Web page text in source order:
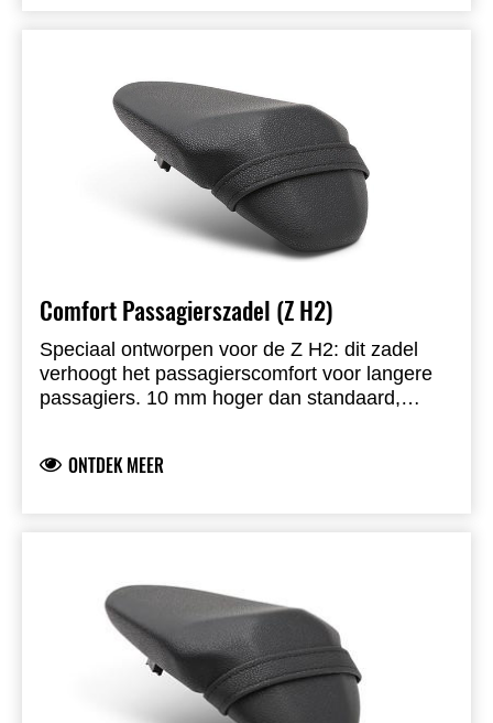
Comfort Passagierszadel (Z H2)
Speciaal ontworpen voor de Z H2: dit zadel
verhoogt het passagierscomfort voor langere
passagiers. 10 mm hoger dan standaard,
inclusief alle onderdelen voor montage.
ONTDEK MEER